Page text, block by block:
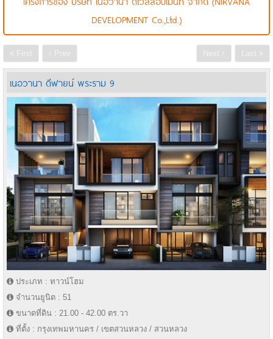
DEVELOPMENT Co.,Ltd.)
First Prev Last
Next
เนอวานา ดีฟายน์ พระราม 9
ประเภท : ทาวน์โฮม
จำนวนยูนิต : 51
ขนาดที่ดิน : 21.00 - 42.00 ตร.วา
ที่ตั้ง : กรุงเทพมหานคร / เขตสวนหลวง / สวนหลวง